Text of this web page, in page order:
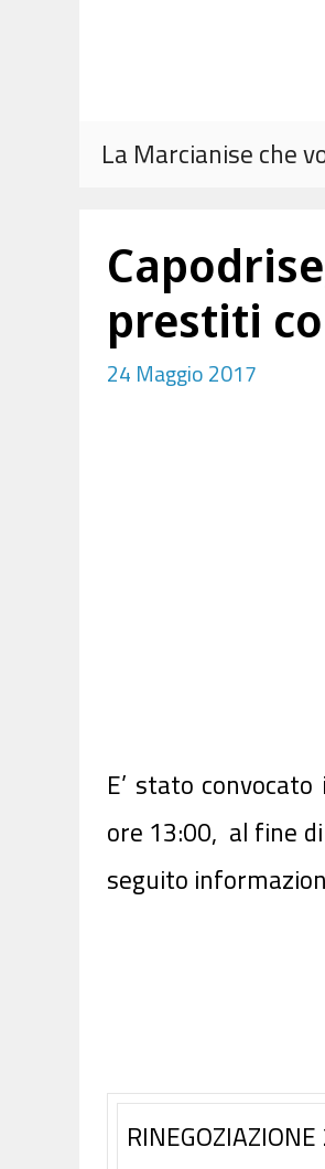
La Marcianise che
prestiti
24 Maggio 2017
E’ stato
ore 13:00, al fine
seguito